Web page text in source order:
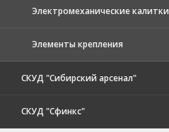
Электромеханические калитки
Элементы крепления
СКУД "Сибирский арсенал"
СКУД "Сфинкс"